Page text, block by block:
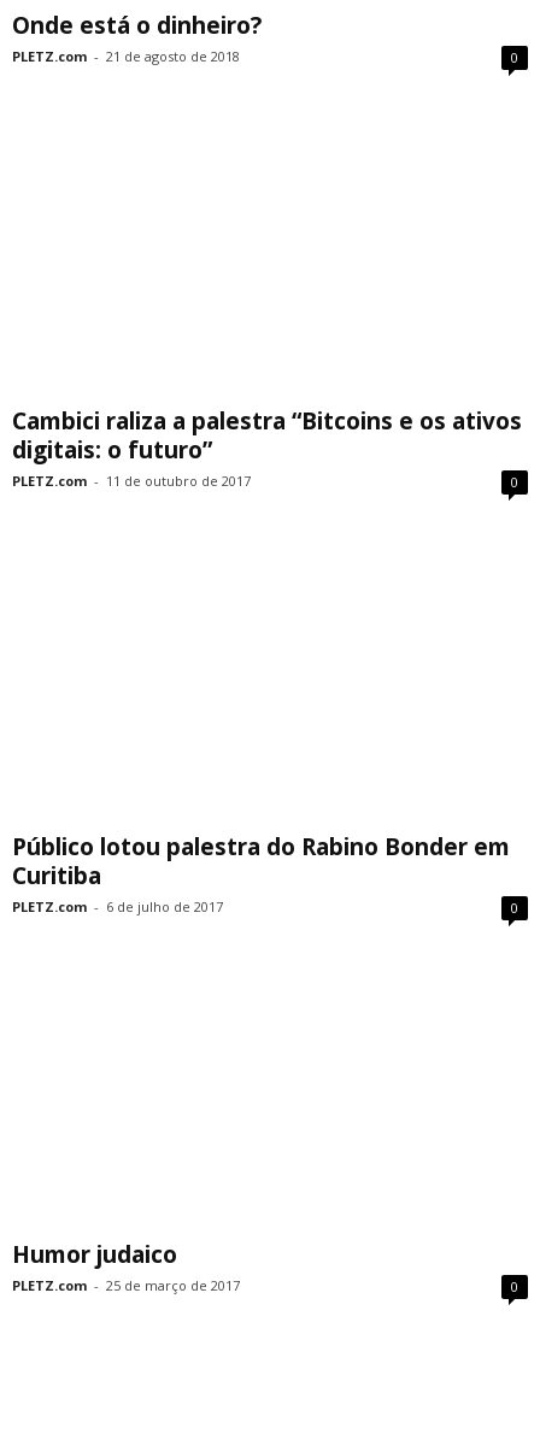
Onde está o dinheiro?
PLETZ.com - 21 de agosto de 2018 0
Cambici raliza a palestra “Bitcoins e os ativos
digitais: o futuro”
PLETZ.com - 11 de outubro de 2017 0
Público lotou palestra do Rabino Bonder em
Curitiba
PLETZ.com - 6 de julho de 2017 0
Humor judaico
PLETZ.com - 25 de março de 2017 0